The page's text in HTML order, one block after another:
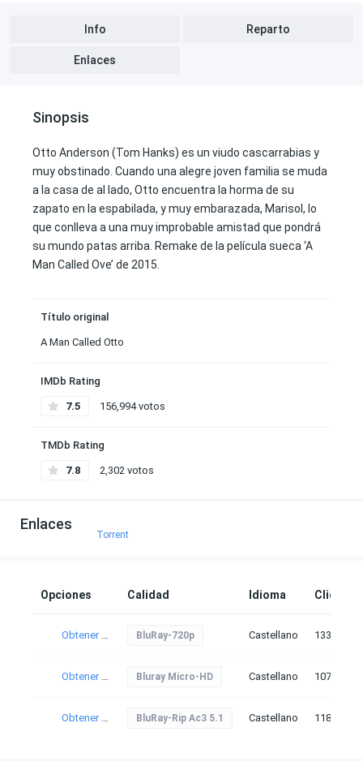
Info Reparto
Enlaces
Sinopsis
Otto Anderson (Tom Hanks) es un viudo cascarrabias y
muy obstinado. Cuando una alegre joven familia se muda
a la casa de al lado, Otto encuentra la horma de su
zapato en la espabilada, y muy embarazada, Marisol, lo
que conlleva a una muy improbable amistad que pondrá
su mundo patas arriba. Remake de la película sueca ‘A
Man Called Ove’ de 2015.
Título original
A Man Called Otto
IMDb Rating
7.5 156,994 votos
TMDb Rating
7.8 2,302 votos
Enlaces
Torrent
Opciones Calidad Idioma Clicks
Obtener torrent BluRay-720p Castellano 133
Obtener torrent Bluray Micro-HD Castellano 107
Obtener torrent BluRay-Rip Ac3 5.1 Castellano 118